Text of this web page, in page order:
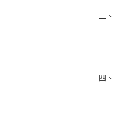
三、
四、